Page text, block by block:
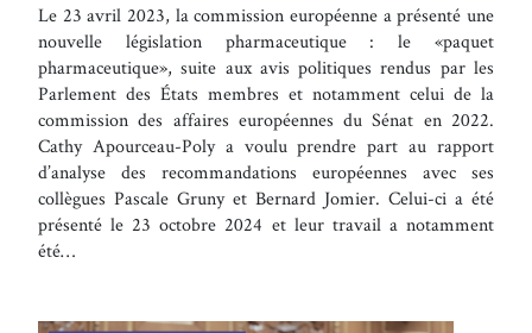
Le 23 avril 2023, la commission européenne a présenté une
nouvelle législation pharmaceutique : le «paquet
pharmaceutique», suite aux avis politiques rendus par les
Parlement des États membres et notamment celui de la
commission des affaires européennes du Sénat en 2022.
Cathy Apourceau-Poly a voulu prendre part au rapport
d’analyse des recommandations européennes avec ses
collègues Pascale Gruny et Bernard Jomier. Celui-ci a été
présenté le 23 octobre 2024 et leur travail a notamment
été…